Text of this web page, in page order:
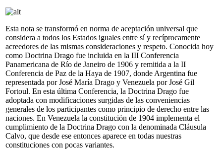
Esta nota se transformó en norma de aceptación universal que
considera a todos los Estados iguales entre sí y recíprocamente
acreedores de las mismas consideraciones y respeto. Conocida hoy
como Doctrina Drago fue incluida en la III Conferencia
Panamericana de Río de Janeiro de 1906 y remitida a la II
Conferencia de Paz de la Haya de 1907, donde Argentina fue
representada por José María Drago y Venezuela por José Gil
Fortoul. En esta última Conferencia, la Doctrina Drago fue
adoptada con modificaciones surgidas de las conveniencias
generales de los participantes como principio de derecho entre las
naciones. En Venezuela la constitución de 1904 implementa el
cumplimiento de la Doctrina Drago con la denominada Cláusula
Calvo, que desde ese entonces aparece en todas nuestras
constituciones con pocas variantes.